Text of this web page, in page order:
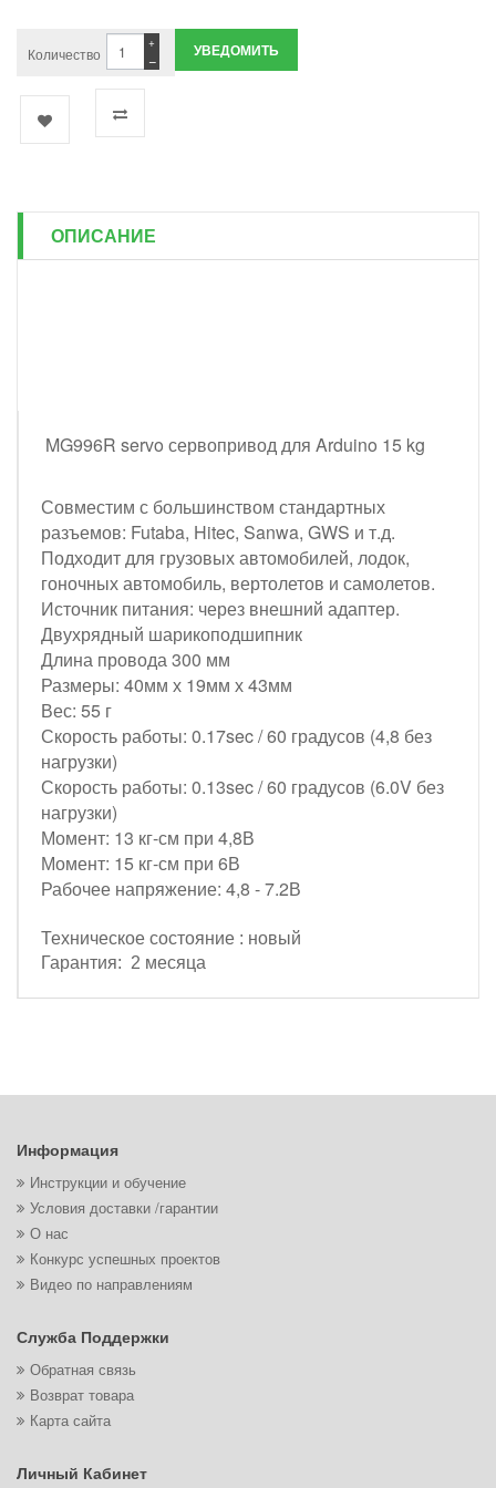
Количество −
+ УВЕДОМИТЬ
ОПИСАНИЕ
MG996R servo сервопривод для Arduino 15 kg
Совместим с большинством стандартных
разъемов: Futaba, Hitec, Sanwa, GWS и т.д.
Подходит для грузовых автомобилей, лодок,
гоночных автомобиль, вертолетов и самолетов.
Источник питания: через внешний адаптер.
Двухрядный шарикоподшипник
Длина провода 300 мм
Размеры: 40мм х 19мм х 43мм
Вес: 55 г
Скорость работы: 0.17sec / 60 градусов (4,8 без
нагрузки)
Скорость работы: 0.13sec / 60 градусов (6.0V без
нагрузки)
Момент: 13 кг-см при 4,8В
Момент: 15 кг-см при 6В
Рабочее напряжение: 4,8 - 7.2В
Техническое состояние : новый
Гарантия: 2 месяца
Информация
Инструкции и обучение
Условия доставки /гарантии
О нас
Конкурс успешных проектов
Видео по направлениям
Служба Поддержки
Обратная связь
Возврат товара
Карта сайта
Личный Кабинет